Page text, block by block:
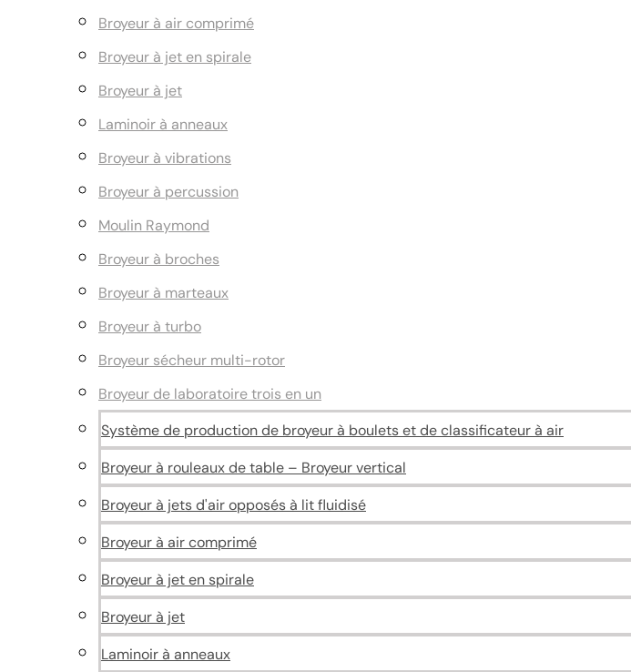
Broyeur à air comprimé
Broyeur à jet en spirale
Broyeur à jet
Laminoir à anneaux
Broyeur à vibrations
Broyeur à percussion
Moulin Raymond
Broyeur à broches
Broyeur à marteaux
Broyeur à turbo
Broyeur sécheur multi-rotor
Broyeur de laboratoire trois en un
Système de production de broyeur à boulets et de classificateur à air
Broyeur à rouleaux de table – Broyeur vertical
Broyeur à jets d'air opposés à lit fluidisé
Broyeur à air comprimé
Broyeur à jet en spirale
Broyeur à jet
Laminoir à anneaux